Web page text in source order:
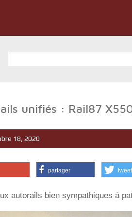
unifiés : Rail87
18, 2020
partager tweet
autorails bien sympathiques à